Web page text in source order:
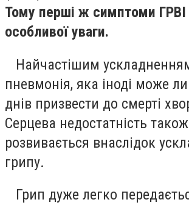
Тому перші ж симптоми
особливої уваги.
Найчастішим
пневмонія, яка іноді може
днів призвести до смерті
Серцева недостатність
розвивається внаслідок
грипу.
Грип дуже легко